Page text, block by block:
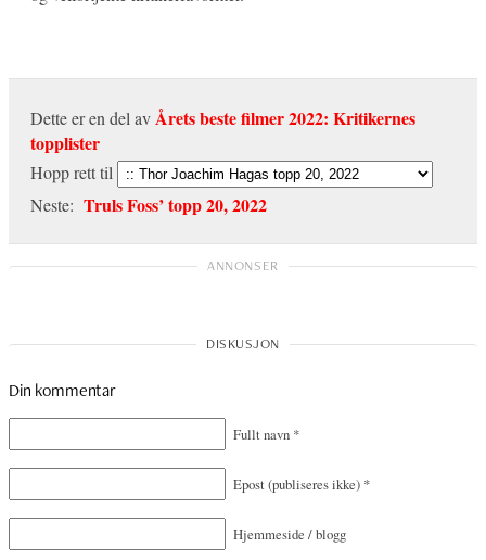
Dette er en del avÅrets beste filmer 2022: Kritikernes
topplister
Hopp rett til
Neste: Truls Foss’ topp 20, 2022
Din kommentar
Fullt navn *
Epost(publiseres ikke) *
Hjemmeside / blogg